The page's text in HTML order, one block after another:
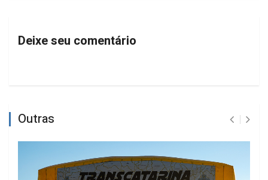
Deixe seu comentário
Outras